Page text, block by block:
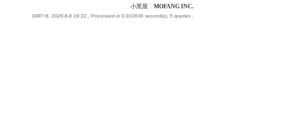
小黑屋 MOFANG INC.
GMT+8, 2026-8-8 19:22 , Processed in 0.010636 second(s), 5 queries .